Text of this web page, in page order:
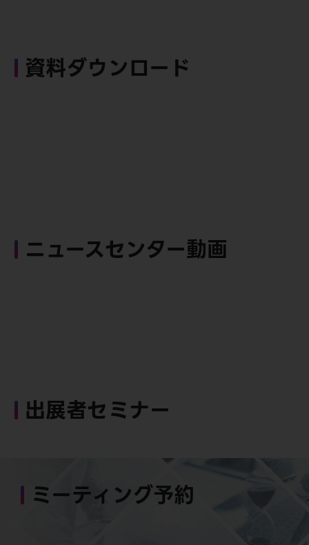
資料ダウンロード
ニュースセンター動画
出展者セミナー
ミーティング予約